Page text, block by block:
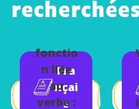
Fra
nçai
s
fonctio
n liée
au
verbe :